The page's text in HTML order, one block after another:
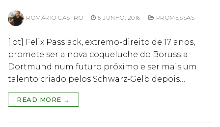
ROMÁRIO CASTRO 5 JUNHO, 2016 PROMESSAS
[:pt] Felix Passlack, extremo-direito de 17 anos,
promete ser a nova coqueluche do Borussia
Dortmund num futuro próximo e ser mais um
talento criado pelos Schwarz-Gelb depois…
READ MORE →